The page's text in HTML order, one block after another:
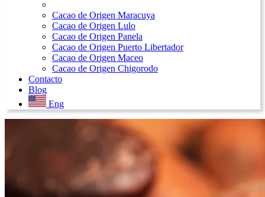
Cacao de Origen Maracuya
Cacao de Origen Lulo
Cacao de Origen Panela
Cacao de Origen Puerto Libertador
Cacao de Origen Maceo
Cacao de Origen Chigorodo
Contacto
Blog
Eng